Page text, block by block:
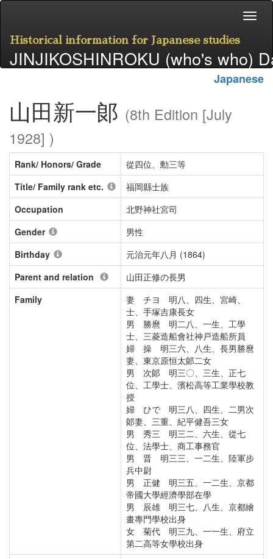
Historical information for Japanese studies
JINJIKOSHINROKU (who's who)
Japanese
山田新一郞 (8th Edition [July
1928] )
Rank/ Honors/ Grade
從四位、勳三等
Title/ Family rank etc.
福岡縣士族
Occupation
北野神社宮司
Gender
男性
Birthday
元治元年八月 (1864)
Parent and relation
山田正修の長男
Family
妻 チヨ 明八、四生、宮崎、
士、手塚吉康長女
男 勝麿 明二八、一生、工學
士、三菱造船會社神戸造船所員
婦 操 明三六、八生、長男勝麿
妻、東京原恒太郞二女
男 次郞 明三〇、三生、正七
位、工學士、濱松高等工業學校教
授
婦 ひで 明三八、四生、二男次
郞妻、三重、紀平健吾三女
男 秀三 明三二、六生、從七
位、法學士、商工事務官
男 晋 明三三、一二生、陸軍步
兵中尉
男 正健 明三五、一二生、京都
帝國大學經濟學部在學
男 辰雄 明三七、八生、京都繪
畫專門學校出身
女 菊代 明三九、一一生、府立
第二高等女學校出身